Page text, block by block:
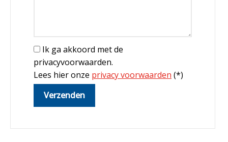
Ik ga akkoord met de
privacyvoorwaarden.
Lees hier onze privacy voorwaarden (*)